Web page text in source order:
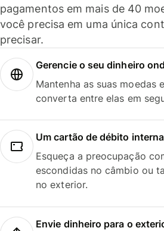
pagamentos em mais de 40
você precisa em uma única
precisar.
Gerencie o seu dinheiro
Mantenha as suas moedas
converta entre elas em
Um cartão de débito
Esqueça a preocupação
escondidas no câmbio ou
no exterior.
Envie dinheiro para o